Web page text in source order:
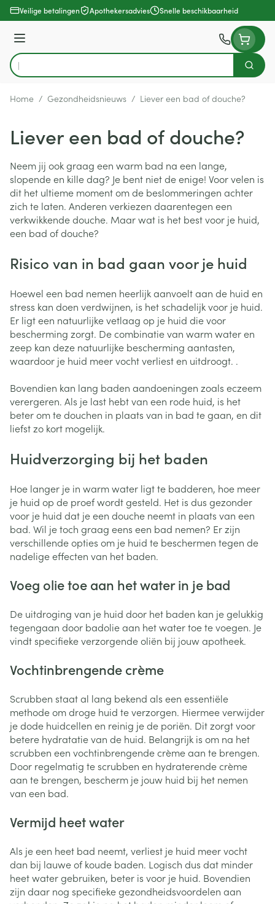
Ga naar de inhoud
Veilige betalingen Apothekersadvies Snelle beschikbaarheid
Menu
Product, merk, categorie...
Zoek
Home / Gezondheidsnieuws / Liever een bad of douche?
Liever een bad of douche?
Neem jij ook graag een warm bad na een lange,
slopende en kille dag? Je bent niet de enige! Voor velen is
dit het ultieme moment om de beslommeringen achter
zich te laten. Anderen verkiezen daarentegen een
verkwikkende douche. Maar wat is het best voor je huid,
een bad of douche?
Risico van in bad gaan voor je huid
Hoewel een bad nemen heerlijk aanvoelt aan de huid en
stress kan doen verdwijnen, is het schadelijk voor je huid.
Er ligt een natuurlijke vetlaag op je huid die voor
bescherming zorgt. De combinatie van warm water en
zeep kan deze natuurlijke bescherming aantasten,
waardoor je huid meer vocht verliest en uitdroogt. .
Bovendien kan lang baden aandoeningen zoals eczeem
verergeren. Als je last hebt van een rode huid, is het
beter om te douchen in plaats van in bad te gaan, en dit
liefst zo kort mogelijk.
Huidverzorging bij het baden
Hoe langer je in warm water ligt te badderen, hoe meer
je huid op de proef wordt gesteld. Het is dus gezonder
voor je huid dat je een douche neemt in plaats van een
bad. Wil je toch graag eens een bad nemen? Er zijn
verschillende opties om je huid te beschermen tegen de
nadelige effecten van het baden.
Voeg olie toe aan het water in je bad
De uitdroging van je huid door het baden kan je gelukkig
tegengaan door badolie aan het water toe te voegen. Je
vindt specifieke verzorgende oliën bij jouw apotheek.
Vochtinbrengende crème
Scrubben staat al lang bekend als een essentiële
methode om droge huid te verzorgen. Hiermee verwijder
je dode huidcellen en reinig je de poriën. Dit zorgt voor
betere hydratatie van de huid. Belangrijk is om na het
scrubben een vochtinbrengende crème aan te brengen.
Door regelmatig te scrubben en hydraterende crème
aan te brengen, bescherm je jouw huid bij het nemen
van een bad.
Vermijd heet water
Als je een heet bad neemt, verliest je huid meer vocht
dan bij lauwe of koude baden. Logisch dus dat minder
heet water gebruiken, beter is voor je huid. Bovendien
zijn daar nog specifieke gezondheidsvoordelen aan